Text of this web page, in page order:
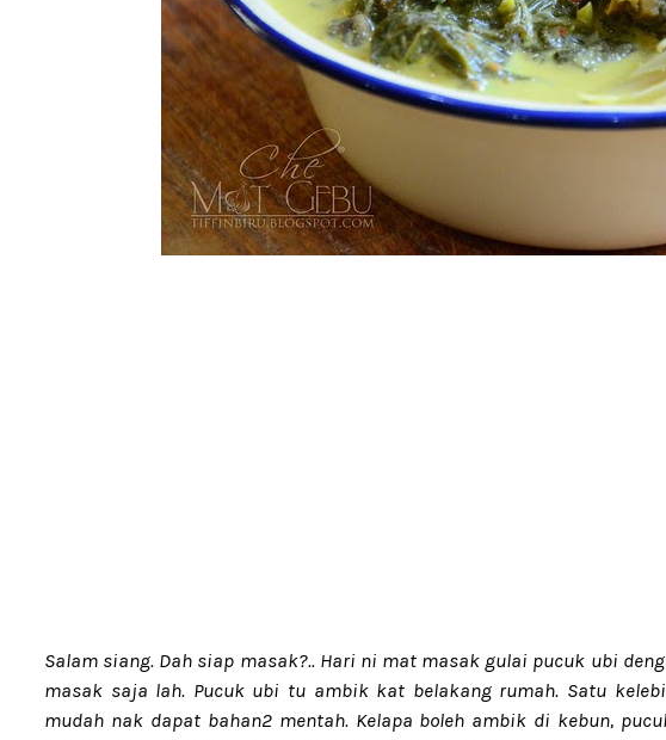
Salam siang. Dah siap masak?.. Hari ni mat masak gulai pucuk ubi
masak saja lah. Pucuk ubi tu ambik kat belakang rumah. Satu
mudah nak dapat bahan2 mentah. Kelapa boleh ambik di kebun,